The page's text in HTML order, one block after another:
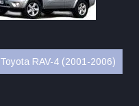
Toyota RAV-4 (2001-2006)